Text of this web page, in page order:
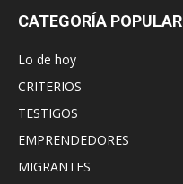
CATEGORÍA POPULAR
Lo de hoy
CRITERIOS
TESTIGOS
EMPRENDEDORES
MIGRANTES